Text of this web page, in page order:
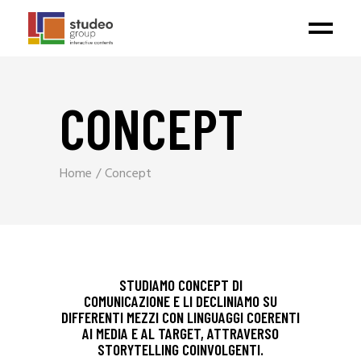
CONCEPT
Home Concept
STUDIAMO CONCEPT DI
COMUNICAZIONE E LI DECLINIAMO SU
DIFFERENTI MEZZI CON LINGUAGGI COERENTI
AI MEDIA E AL TARGET, ATTRAVERSO
STORYTELLING COINVOLGENTI.